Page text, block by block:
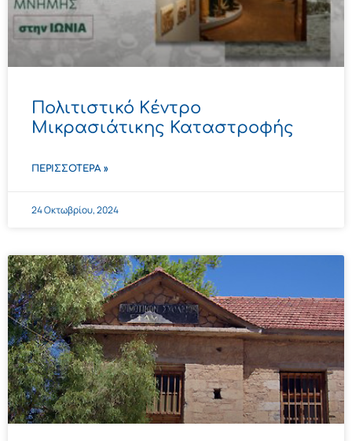
Πολιτιστικό Kέντρο
Μικρασιάτικης Καταστροφής
ΠΕΡΙΣΣΌΤΕΡΑ »
24 Οκτωβρίου, 2024